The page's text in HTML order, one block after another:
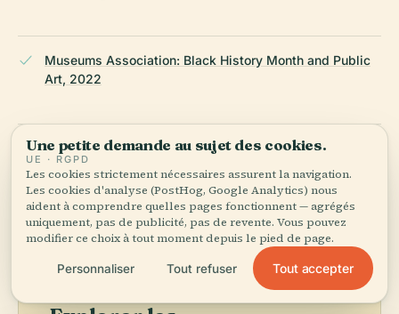
Museums Association: Black History Month and Public
Art, 2022
GPSmyCity: Famous Bristol Statues Walking Tour
DERNIÈRE RÉVISION : AUGUST 2025
Recherché à partir de Wikidata, Wikipédia et de sources
officielles · vérifié ·Comment nous créons nos guides →
Une petite demande au sujet des cookies.
UE · RGPD
Les cookies strictement nécessaires assurent la navigation.
Les cookies d'analyse (PostHog, Google Analytics) nous
aident à comprendre quelles pages fonctionnent — agrégés
uniquement, pas de publicité, pas de revente. Vous pouvez
modifier ce choix à tout moment depuis le pied de page.
Personnaliser Tout refuser Tout accepter